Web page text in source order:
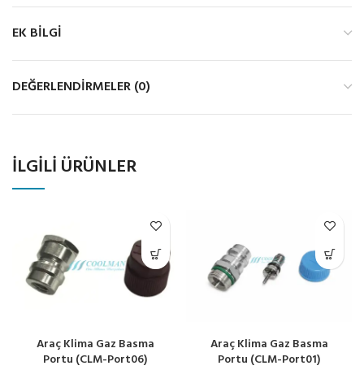
EK BILGI
DEĞERLENDIRMELER (0)
İLGILI ÜRÜNLER
Araç Klima Gaz Basma
Portu (CLM-Port06)
Araç Klima Gaz Basma
Portu (CLM-Port01)